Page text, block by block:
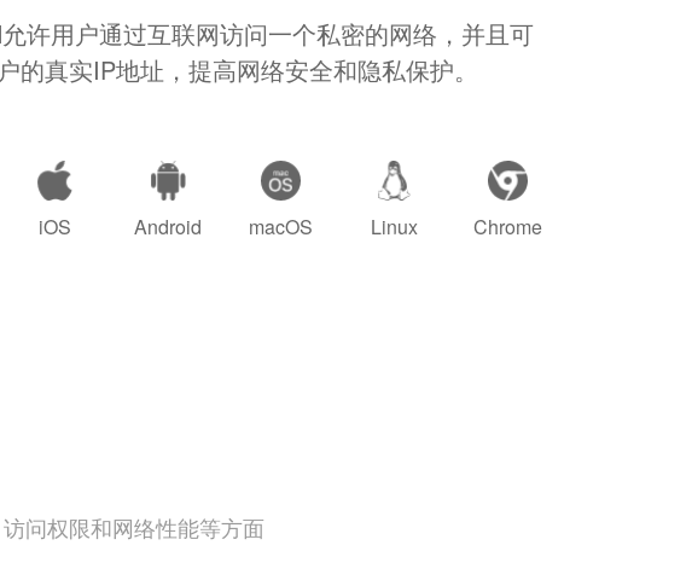
许用户通过互联网访问一个私密的网络，并且可
的真实IP地址，提高网络安全和隐私保护。
iOS Android macOS Linux Chrome
问权限和网络性能等方面